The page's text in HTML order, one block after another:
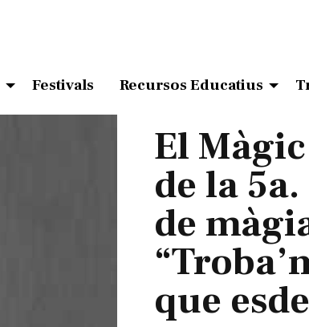
Festivals Recursos Educatius
El
de la
de
que